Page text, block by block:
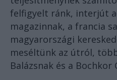
felfigyelt ránk, interjút
magazinnak, a francia
magyarországi
meséltünk az útról,
Balázsnak és a Bochkor